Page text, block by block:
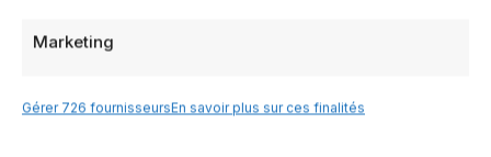
Marketing
Gérer 726 fournisseursEn savoir plus sur ces finalités
Tags: Cuisine ligurienne , focaccia ,